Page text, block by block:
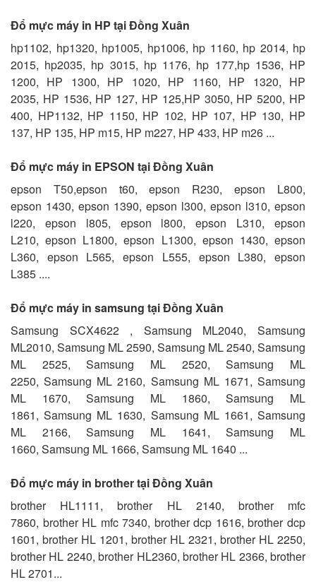
Đổ mực máy in HP tại Đồng Xuân
hp1102, hp1320, hp1005, hp1006, hp 1160, hp 2014, hp
2015, hp2035, hp 3015, hp 1176, hp 177,hp 1536, HP
1200, HP 1300, HP 1020, HP 1160, HP 1320, HP
2035, HP 1536, HP 127, HP 125,HP 3050, HP 5200, HP
400, HP1132, HP 1150, HP 102, HP 107, HP 130, HP
137, HP 135, HP m15, HP m227, HP 433, HP m26 ...
Đổ mực máy in EPSON tại Đồng Xuân
epson T50,epson t60, epson R230, epson L800,
epson 1430, epson 1390, epson l300, epson l310, epson
l220, epson l805, epson l800, epson L310, epson
L210, epson L1800, epson L1300, epson 1430, epson
L360, epson L565, epson L555, epson L380, epson
L385 ....
Đổ mực máy in samsung tại Đồng Xuân
Samsung SCX4622 , Samsung ML2040, Samsung
ML2010, Samsung ML 2590, Samsung ML 2540, Samsung
ML 2525, Samsung ML 2520, Samsung ML
2250, Samsung ML 2160, Samsung ML 1671, Samsung
ML 1670, Samsung ML 1860, Samsung ML
1861, Samsung ML 1630, Samsung ML 1661, Samsung
ML 2166, Samsung ML 1641, Samsung ML
1660, Samsung ML 1666, Samsung ML 1640 ...
Đổ mực máy in brother tại Đồng Xuân
brother HL1111, brother HL 2140, brother mfc
7860, brother HL mfc 7340, brother dcp 1616, brother dcp
1601, brother HL 1201, brother HL 2321, brother HL 2250,
brother HL 2240, brother HL2360, brother HL 2366, brother
HL 2701...